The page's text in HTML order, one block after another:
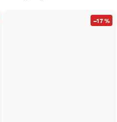
–17 %